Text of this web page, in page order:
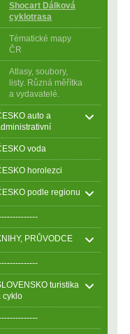
Shocart Dálková
cyklotrasa
Tématické mapy
ČR
Atlasy, soubory,
listy. Různá měřítka
a vydavatelé.
auto a
voda
horolezci
podle regionu
PRŮVODCE
turistika
cyklo